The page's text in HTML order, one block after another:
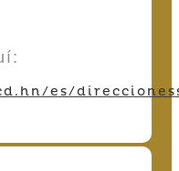
es/